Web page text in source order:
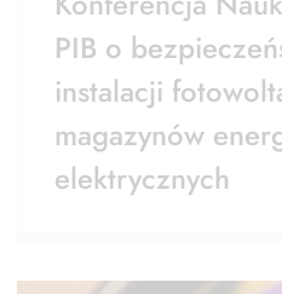
PIB o
instalacji
magazynów
elektrycznych